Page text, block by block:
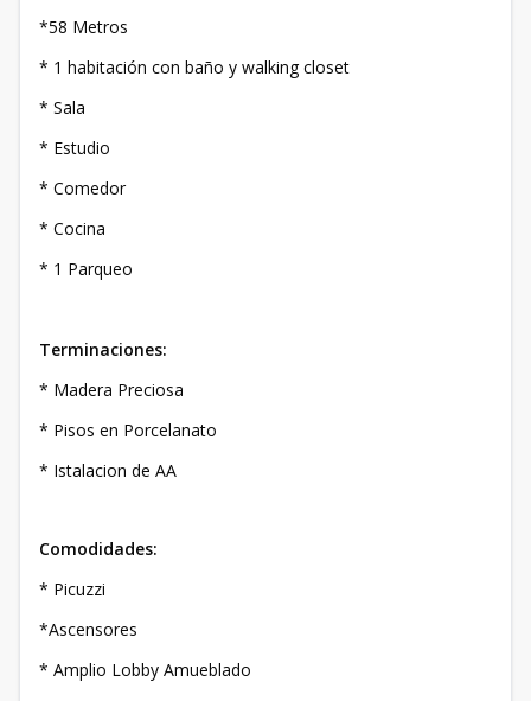
*58 Metros
* 1 habitación con baño y walking closet
* Sala
* Estudio
* Comedor
* Cocina
* 1 Parqueo
Terminaciones:
* Madera Preciosa
* Pisos en Porcelanato
* Istalacion de AA
Comodidades:
* Picuzzi
*Ascensores
* Amplio Lobby Amueblado